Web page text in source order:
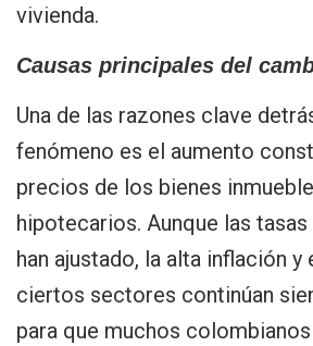
vivienda.
Causas principales del
Una de las razones clave
fenómeno es el aumento
precios de los bienes
hipotecarios. Aunque las
han ajustado, la alta inflación
ciertos sectores continúan
para que muchos